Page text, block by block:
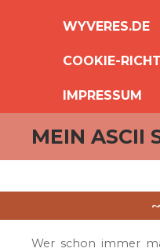
SPRINGEN
WYVERES.DE
COOKIE-
IMPRESSUM
MEIN ASCII
Wer schon immer